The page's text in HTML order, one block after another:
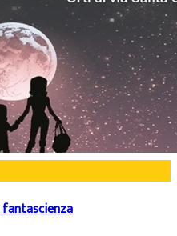
fantascienza